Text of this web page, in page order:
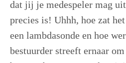
dat jij je medespeler mag
precies is! Uhhh, hoe zat
een lambdasonde en hoe
bestuurder streeft ernaar